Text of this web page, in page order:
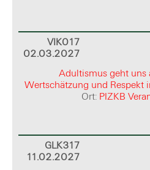
VIK017
02.03.2027
Adultismus geht uns
Wertschätzung und Respekt
Ort: PIZKB
GLK317
11.02.2027